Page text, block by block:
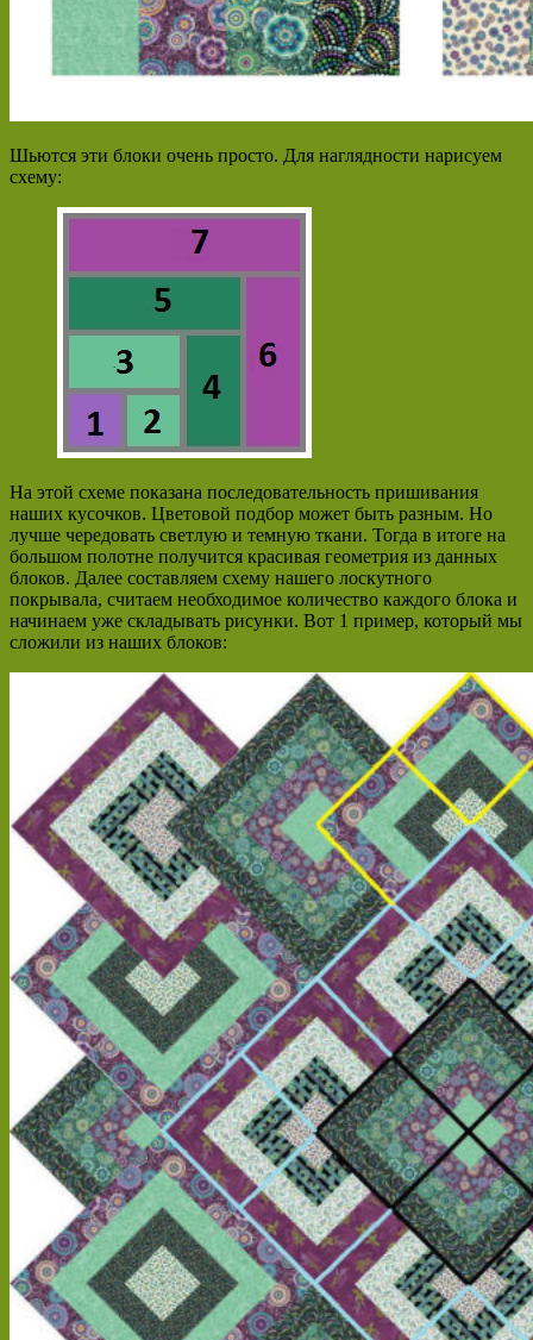
Шьются эти блоки очень просто. Для наглядности нарисуем
схему:
На этой схеме показана последовательность пришивания
наших кусочков. Цветовой подбор может быть разным. Но
лучше чередовать светлую и темную ткани. Тогда в итоге на
большом полотне получится красивая геометрия из данных
блоков. Далее составляем схему нашего лоскутного
покрывала, считаем необходимое количество каждого блока и
начинаем уже складывать рисунки. Вот 1 пример, который мы
сложили из наших блоков: